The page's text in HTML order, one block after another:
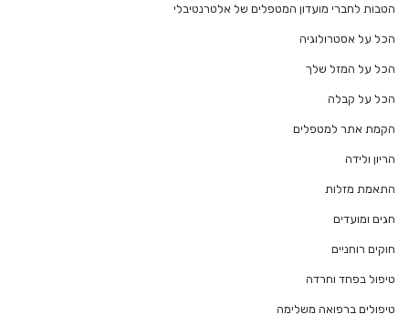
הטבות לחברי מועדון המטפלים של אלטרנטיבלי
הכל על אסטרולוגיה
הכל על המזל שלך
הכל על קבלה
הקמת אתר למטפלים
הריון ולידה
התאמת מזלות
חגים ומועדים
חוקים רוחניים
טיפול בפחד וחרדה
טיפולים ברפואה משלימה